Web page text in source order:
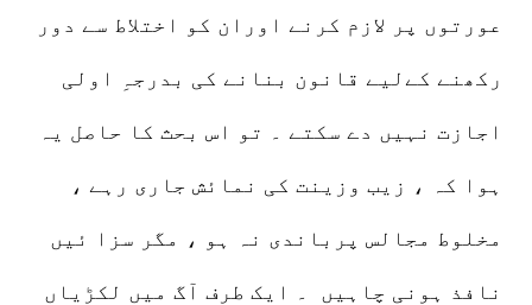
عورتوں پر لازم کرنے اوران کو اختلاط سے دور
رکھنے کےلیے قانون بنانے کی بدرجہِ اولی
اجازت نہیں دے سکتے ۔ تو اس بحث کا حاصل یہ
ہوا کہ ، زیب وزینت کی نمائش جاری رہے ،
مخلوط مجالس پرباندی نہ ہو ، مگر سزا ئیں
نافذ ہونی چاہیں ۔ ایک طرف آگ میں لکڑیاں